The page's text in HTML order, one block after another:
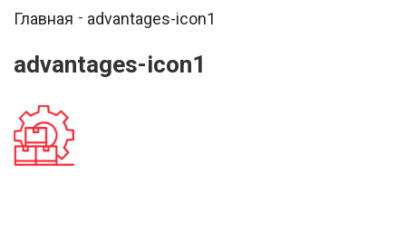
Главная advantages-icon1
advantages-icon1